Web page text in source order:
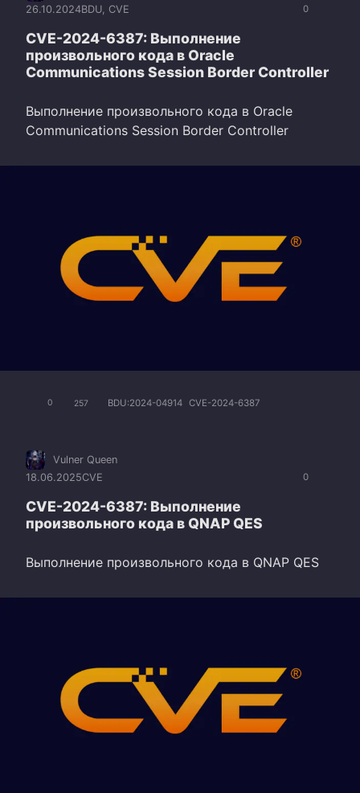
0
26.10.2024BDU CVE
CVE-2024-6387: Выполнение
произвольного кода в Oracle
Communications Session Border Controller
Выполнение произвольного кода в Oracle
Communications Session Border Controller
0 257 BDU:2024-04914 CVE-2024-6387
0
Vulner Queen
18.06.2025CVE
CVE-2024-6387: Выполнение
произвольного кода в QNAP QES
Выполнение произвольного кода в QNAP QES